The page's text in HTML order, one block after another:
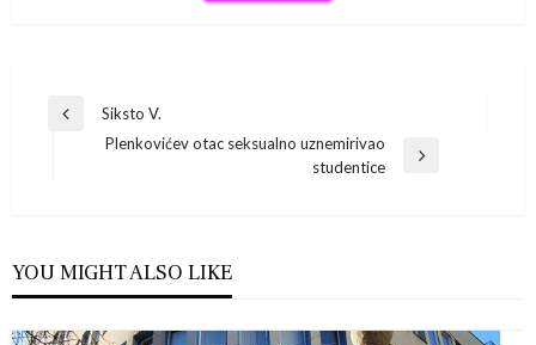
Navigacija
Previous
Siksto V.
Plenkovićev otac seksualno uznemirivao
studentice
YOU MIGHT ALSO LIKE